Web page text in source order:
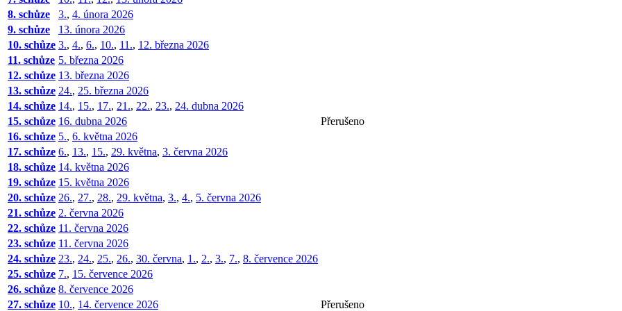
8. schůze
3., 4. února 2026
9. schůze
13. února 2026
10. schůze 3., 4., 6., 10., 11., 12. března 2026
11. schůze 5. března 2026
12. schůze 13. března 2026
13. schůze 24., 25. března 2026
14. schůze 14., 15., 17., 21., 22., 23., 24. dubna 2026
15. schůze 16. dubna 2026
Přerušeno
16. schůze 5., 6. května 2026
17. schůze 6., 13., 15., 29. května, 3. června 2026
18. schůze 14. května 2026
19. schůze 15. května 2026
20. schůze 26., 27., 28., 29. května, 3., 4., 5. června 2026
21. schůze 2. června 2026
22. schůze 11. června 2026
23. schůze 11. června 2026
24. schůze 23., 24., 25., 26., 30. června, 1., 2., 3., 7., 8. července 2026
25. schůze 7., 15. července 2026
26. schůze 8. července 2026
27. schůze 10., 14. července 2026 Přerušeno